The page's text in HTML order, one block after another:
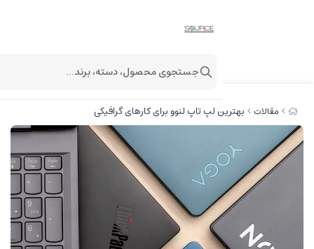
لپ تاپ لنوو برای کارهای گرافیکی
جستجوی محصول، دسته، برند...